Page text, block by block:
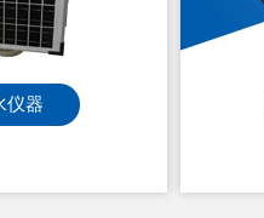
仪器
186-6365-3723